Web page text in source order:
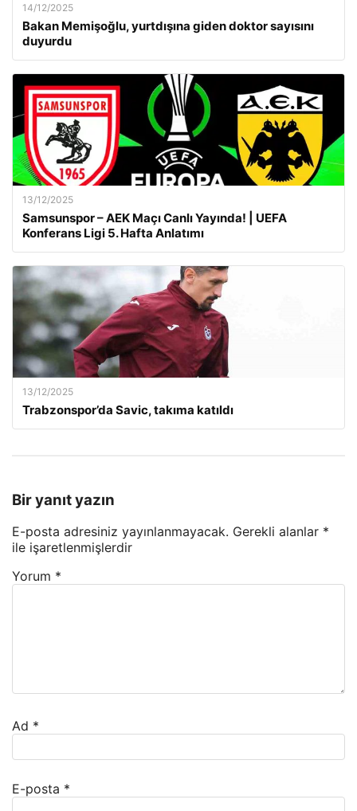
14/12/2025
Bakan Memişoğlu, yurtdışına giden doktor sayısını
duyurdu
13/12/2025
Samsunspor – AEK Maçı Canlı Yayında! | UEFA
Konferans Ligi 5. Hafta Anlatımı
13/12/2025
Trabzonspor’da Savic, takıma katıldı
Bir yanıt yazın
E-posta adresiniz yayınlanmayacak. Gerekli alanlar *
ile işaretlenmişlerdir
Yorum *
Ad *
E-posta *